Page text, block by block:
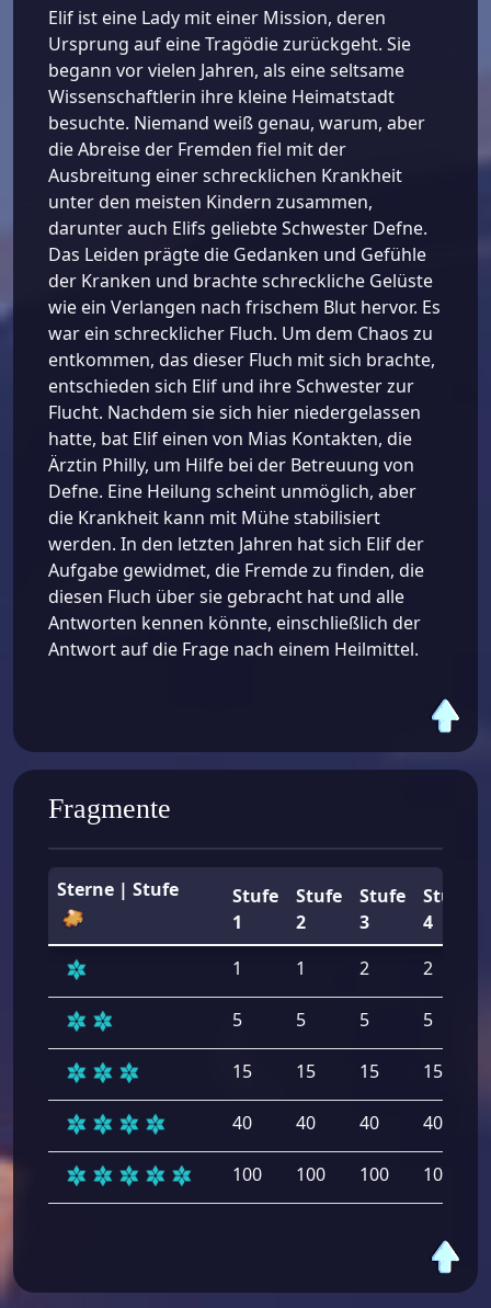
Elif ist eine Lady mit einer Mission, deren
Ursprung auf eine Tragödie zurückgeht. Sie
begann vor vielen Jahren, als eine seltsame
Wissenschaftlerin ihre kleine Heimatstadt
besuchte. Niemand weiß genau, warum, aber
die Abreise der Fremden fiel mit der
Ausbreitung einer schrecklichen Krankheit
unter den meisten Kindern zusammen,
darunter auch Elifs geliebte Schwester Defne.
Das Leiden prägte die Gedanken und Gefühle
der Kranken und brachte schreckliche Gelüste
wie ein Verlangen nach frischem Blut hervor. Es
war ein schrecklicher Fluch. Um dem Chaos zu
entkommen, das dieser Fluch mit sich brachte,
entschieden sich Elif und ihre Schwester zur
Flucht. Nachdem sie sich hier niedergelassen
hatte, bat Elif einen von Mias Kontakten, die
Ärztin Philly, um Hilfe bei der Betreuung von
Defne. Eine Heilung scheint unmöglich, aber
die Krankheit kann mit Mühe stabilisiert
werden. In den letzten Jahren hat sich Elif der
Aufgabe gewidmet, die Fremde zu finden, die
diesen Fluch über sie gebracht hat und alle
Antworten kennen könnte, einschließlich der
Antwort auf die Frage nach einem Heilmittel.
Fragmente
Sterne | Stufe
Stufe
1
Stufe
2
Stufe
3
Stufe
4
1
1 2 2
5 5 5 5
15 15 15 15
40 40 40 40
100 100 100 100